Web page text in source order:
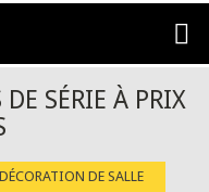
SÉRIE À PRIX
DÉCORATION DE SALLE